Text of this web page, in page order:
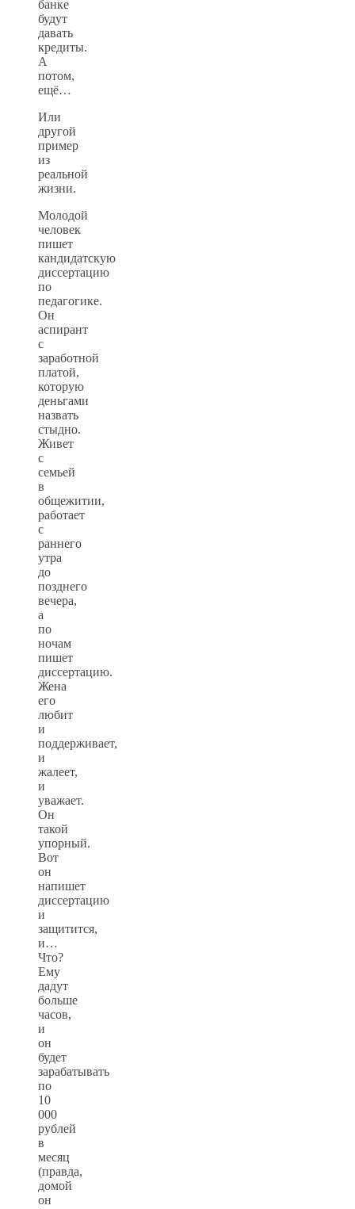
банке
будут
давать
кредиты.
А
потом,
ещё…
Или
другой
пример
из
реальной
жизни.
Молодой
человек
пишет
кандидатскую
диссертацию
по
педагогике.
Он
аспирант
с
заработной
платой,
которую
деньгами
назвать
стыдно.
Живет
с
семьей
в
общежитии,
работает
с
раннего
утра
до
позднего
вечера,
а
по
ночам
пишет
диссертацию.
Жена
его
любит
и
поддерживает,
и
жалеет,
и
уважает.
Он
такой
упорный.
Вот
он
напишет
диссертацию
и
защитится,
и…
Что?
Ему
дадут
больше
часов,
и
он
будет
зарабатывать
по
10
000
рублей
в
месяц
(правда,
домой
он